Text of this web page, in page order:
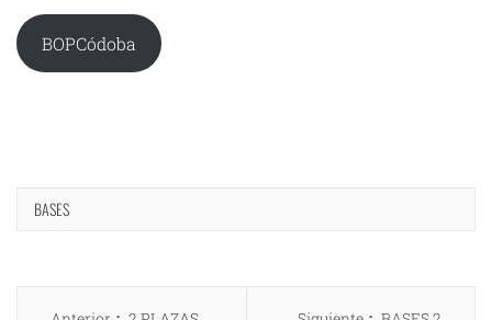
BOPCódoba
BASES
Navegación